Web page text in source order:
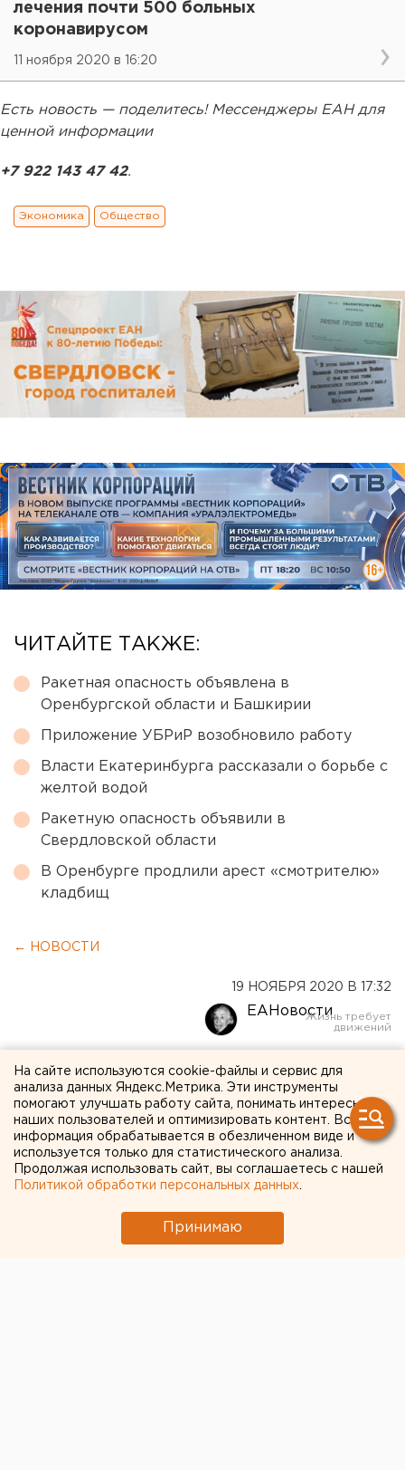
лечения почти 500 больных
коронавирусом
11 ноября 2020 в 16:20
Есть новость — поделитесь! Мессенджеры ЕАН для
ценной информации
+7 922 143 47 42.
Экономика Общество
ЧИТАЙТЕ ТАКЖЕ:
Ракетная опасность объявлена в
Оренбургской области и Башкирии
Приложение УБРиР возобновило работу
Власти Екатеринбурга рассказали о борьбе с
желтой водой
Ракетную опасность объявили в
Свердловской области
В Оренбурге продлили арест «смотрителю»
кладбищ
← НОВОСТИ
19 НОЯБРЯ 2020 В 17:32
ЕАНовости
"Мурманск заменил
Норвегию": туроператор —
о способах выживания в
кризис
На сайте используются cookie-файлы и сервис для
анализа данных Яндекс.Метрика. Эти инструменты
помогают улучшать работу сайта, понимать интересы
наших пользователей и оптимизировать контент. Вся
информация обрабатывается в обезличенном виде и
используется только для статистического анализа.
Продолжая использовать сайт, вы соглашаетесь с нашей
Политикой обработки персональных данных
Принимаю